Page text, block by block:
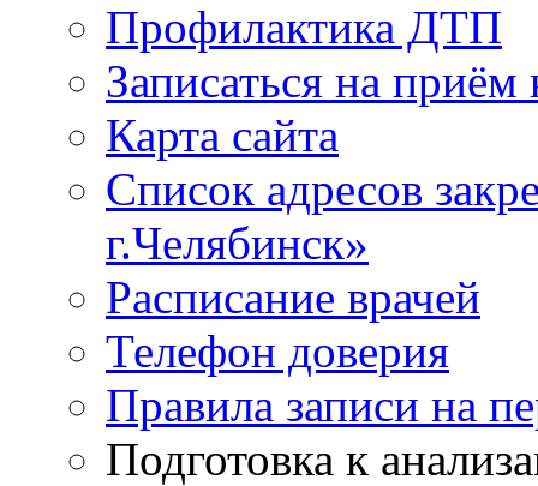
Профилактика ДТП
Записаться на приём
Карта сайта
Список адресов
г.Челябинск»
Расписание врачей
Телефон доверия
Правила записи на
Подготовка к